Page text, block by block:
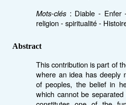
Mots-clés : Diable - Enfer
religion - spiritualité -
Abstract
This contribution is part of
where an idea has deeply
of peoples, the belief in
which cannot be